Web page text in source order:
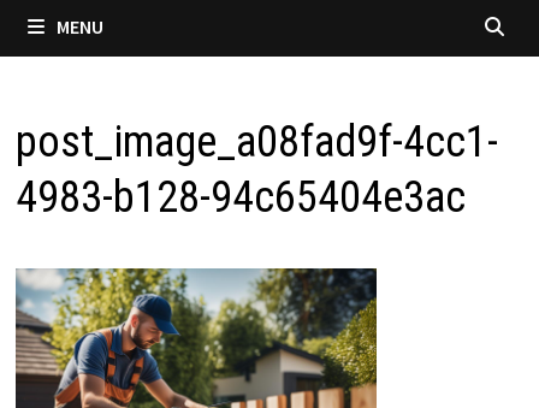
MENU
post_image_a08fad9f-4cc1-
4983-b128-94c65404e3ac